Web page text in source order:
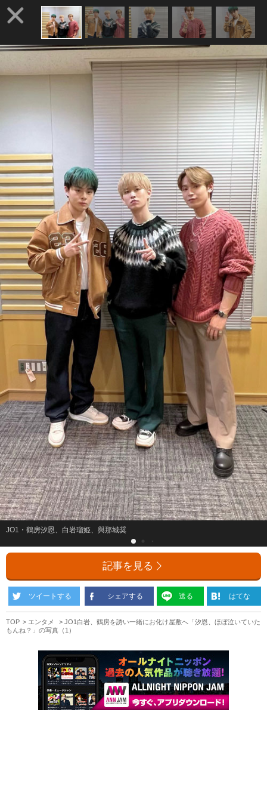
JO1・鶴房汐恩、白岩瑠姫、與那城奨
記事を見る
ツイートする シェアする 送る はてな
TOP エンタメ
JO1白岩、鶴房を誘い一緒にお化け屋敷へ「汐恩、ほぼ泣いていた
もんね？」の写真（1）